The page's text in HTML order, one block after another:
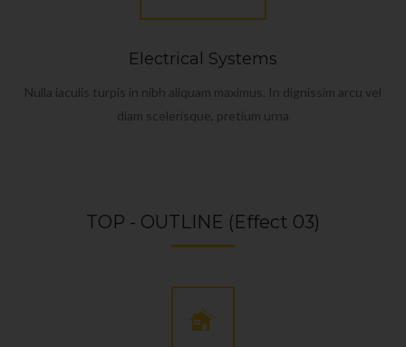
Electrical Systems
Nulla iaculis turpis in nibh aliquam maximus. In dignissim arcu vel
diam scelerisque, pretium urna
TOP - OUTLINE (Effect 03)